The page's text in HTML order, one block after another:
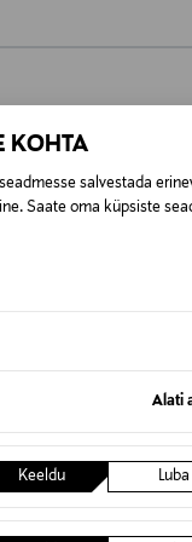
KOHTA
salvestada
Saate oma küpsiste
Alati
Keeldu Luba
€